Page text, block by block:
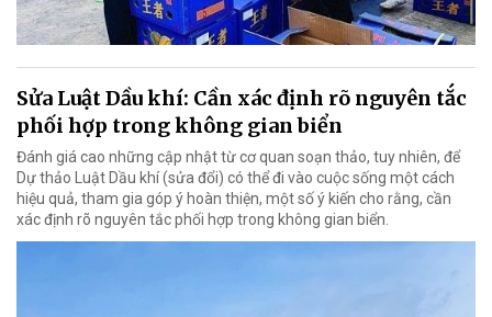
Sửa Luật Dầu khí: Cần xác định rõ nguyên tắc
phối hợp trong không gian biển
Đánh giá cao những cập nhật từ cơ quan soạn thảo, tuy nhiên, để
Dự thảo Luật Dầu khí (sửa đổi) có thể đi vào cuộc sống một cách
hiệu quả, tham gia góp ý hoàn thiện, một số ý kiến cho rằng, cần
xác định rõ nguyên tắc phối hợp trong không gian biển.